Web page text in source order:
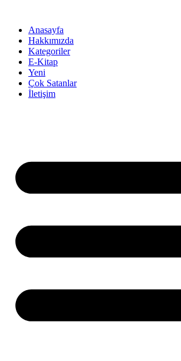
Anasayfa
Hakkımızda
Kategoriler
E-Kitap
Yeni
Çok Satanlar
İletişim